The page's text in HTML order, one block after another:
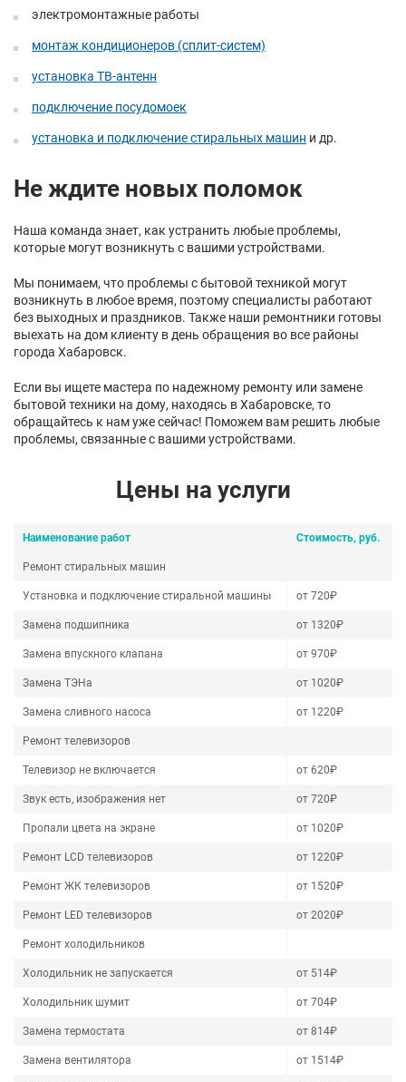
электромонтажные работы
монтаж кондиционеров (сплит-систем)
установка ТВ-антенн
подключение посудомоек
установка и подключение стиральных машин и др.
Не ждите новых поломок
Наша команда знает, как устранить любые проблемы,
которые могут возникнуть с вашими устройствами.
Мы понимаем, что проблемы с бытовой техникой могут
возникнуть в любое время, поэтому специалисты работают
без выходных и праздников. Также наши ремонтники готовы
выехать на дом клиенту в день обращения во все районы
города Хабаровск.
Если вы ищете мастера по надежному ремонту или замене
бытовой техники на дому, находясь в Хабаровске, то
обращайтесь к нам уже сейчас! Поможем вам решить любые
проблемы, связанные с вашими устройствами.
Цены на услуги
Наименование работ Стоимость, руб.
Ремонт стиральных машин
Установка и подключение стиральной машины от 720₽
Замена подшипника от 1320₽
Замена впускного клапана от 970₽
Замена ТЭНа от 1020₽
Замена сливного насоса от 1220₽
Ремонт телевизоров
Телевизор не включается от 620₽
Звук есть, изображения нет от 720₽
Пропали цвета на экране от 1020₽
Ремонт LCD телевизоров от 1220₽
Ремонт ЖК телевизоров от 1520₽
Ремонт LED телевизоров от 2020₽
Ремонт холодильников
Холодильник не запускается от 514₽
Холодильник шумит от 704₽
Замена термостата от 814₽
Замена вентилятора от 1514₽